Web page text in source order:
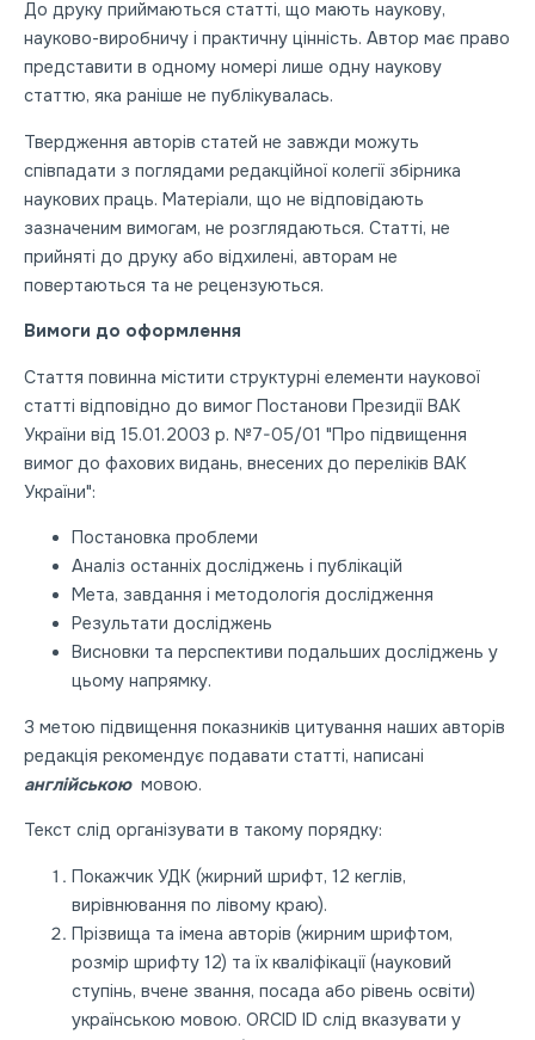
До друку приймаються статті, що мають наукову,
науково-виробничу і практичну цінність. Автор має право
представити в одному номері лише одну наукову
статтю, яка раніше не публікувалась.
Твердження авторів статей не завжди можуть
співпадати з поглядами редакційної колегії збірника
наукових праць. Матеріали, що не відповідають
зазначеним вимогам, не розглядаються. Статті, не
прийняті до друку або відхилені, авторам не
повертаються та не рецензуються.
Вимоги до оформлення
Стаття повинна містити структурні елементи наукової
статті відповідно до вимог Постанови Президії ВАК
України від 15.01.2003 р. №7-05/01 "Про підвищення
вимог до фахових видань, внесених до переліків ВАК
України":
Постановка проблеми
Аналіз останніх досліджень і публікацій
Мета, завдання і методологія дослідження
Результати досліджень
Висновки та перспективи подальших досліджень у
цьому напрямку.
З метою підвищення показників цитування наших авторів
редакція рекомендує подавати статті, написані
англійськоюмовою.
Текст слід організувати в такому порядку:
Покажчик УДК (жирний шрифт, 12 кеглів,
вирівнювання по лівому краю).
Прізвища та імена авторів (жирним шрифтом,
розмір шрифту 12) та їх кваліфікації (науковий
ступінь, вчене звання, посада або рівень освіти)
українською мовою. ORCID ID слід вказувати у